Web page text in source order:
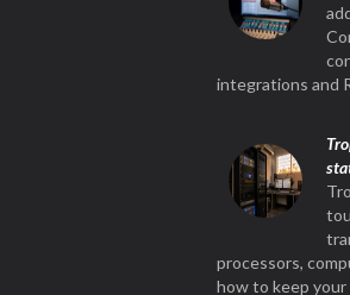
integrations and
processors,
how to keep